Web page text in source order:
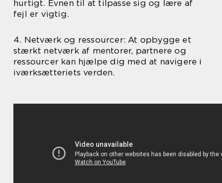
hurtigt. Evnen til at tilpasse sig og lære af
fejl er vigtig.
4. Netværk og ressourcer: At opbygge et
stærkt netværk af mentorer, partnere og
ressourcer kan hjælpe dig med at navigere i
iværksætteriets verden.